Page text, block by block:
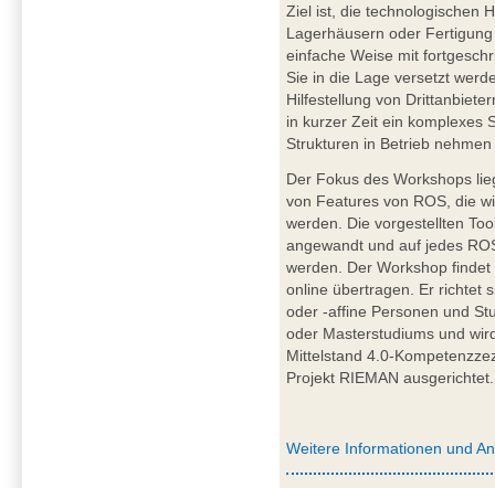
Ziel ist, die technologischen
Lagerhäusern oder
einfache Weise mit
Sie in die Lage versetzt
Hilfestellung von
in kurzer Zeit ein komplexes
Strukturen in Betrieb
Der Fokus des Workshops
von Features von ROS, die
werden. Die vorgestellten
angewandt und auf jedes
werden. Der Workshop
online übertragen. Er richtet
oder -affine Personen und
oder Masterstudiums und
Mittelstand 4.0-
Projekt RIEMAN ausgerichtet.
Weitere Informationen und